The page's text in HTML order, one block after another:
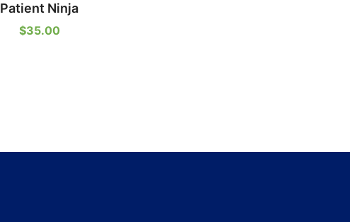
Patient Ninja
$35.00